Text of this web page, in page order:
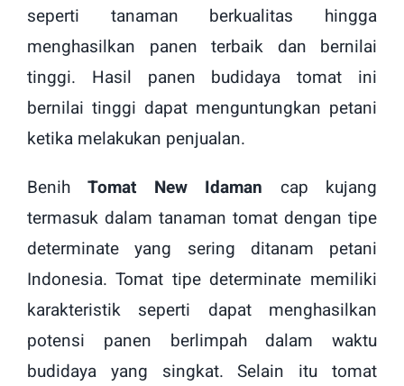
seperti tanaman berkualitas hingga
menghasilkan panen terbaik dan bernilai
tinggi. Hasil panen budidaya tomat ini
bernilai tinggi dapat menguntungkan petani
ketika melakukan penjualan.
BenihTomat New Idaman cap kujang
termasuk dalam tanaman tomat dengan tipe
determinate yang sering ditanam petani
Indonesia. Tomat tipe determinate memiliki
karakteristik seperti dapat menghasilkan
potensi panen berlimpah dalam waktu
budidaya yang singkat. Selain itu tomat